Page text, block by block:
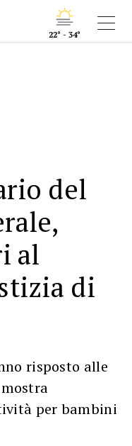
22° - 34°
del
al
di
risposto alle
per bambini